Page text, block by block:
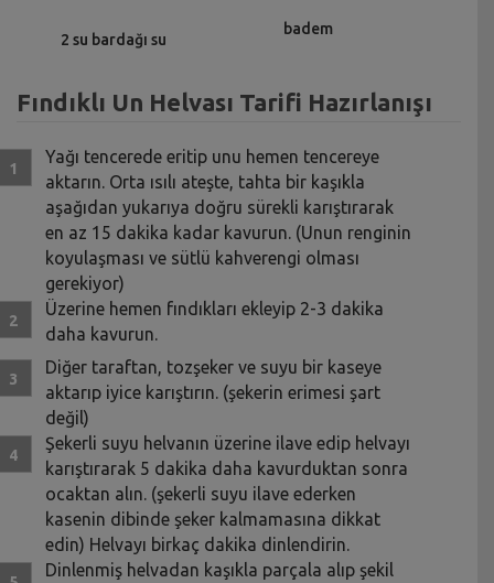
2 su bardağı su
badem
Fındıklı Un Helvası Tarifi Hazırlanışı
Yağı tencerede eritip unu hemen tencereye
aktarın. Orta ısılı ateşte, tahta bir kaşıkla
aşağıdan yukarıya doğru sürekli karıştırarak
en az 15 dakika kadar kavurun. (Unun renginin
koyulaşması ve sütlü kahverengi olması
gerekiyor)
Üzerine hemen fındıkları ekleyip 2-3 dakika
daha kavurun.
Diğer taraftan, tozşeker ve suyu bir kaseye
aktarıp iyice karıştırın. (şekerin erimesi şart
değil)
Şekerli suyu helvanın üzerine ilave edip helvayı
karıştırarak 5 dakika daha kavurduktan sonra
ocaktan alın. (şekerli suyu ilave ederken
kasenin dibinde şeker kalmamasına dikkat
edin) Helvayı birkaç dakika dinlendirin.
Dinlenmiş helvadan kaşıkla parçala alıp şekil